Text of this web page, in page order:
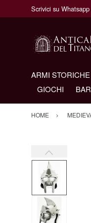
Scrivici su
ARMI STORICHE
GIOCHI
HOME